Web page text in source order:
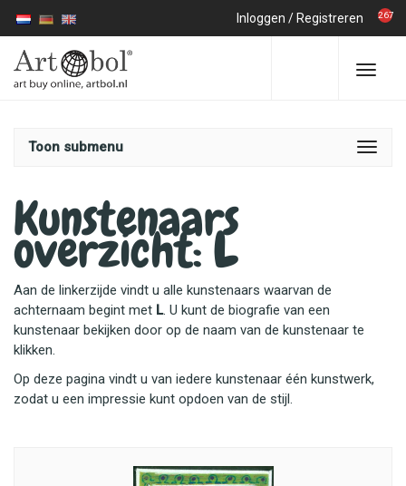
Inloggen / Registreren 267
Toon submenu
Kunstenaars
overzicht:L
Aan de linkerzijde vindt u alle kunstenaars waarvan de
achternaam begint met L. U kunt de biografie van een
kunstenaar bekijken door op de naam van de kunstenaar te
klikken.
Op deze pagina vindt u van iedere kunstenaar één kunstwerk,
zodat u een impressie kunt opdoen van de stijl.